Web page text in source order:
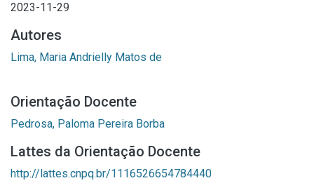
2023-11-29
Autores
Lima, Maria Andrielly Matos de
Orientação Docente
Pedrosa, Paloma Pereira Borba
Lattes da Orientação Docente
http://lattes.cnpq.br/1116526654784440